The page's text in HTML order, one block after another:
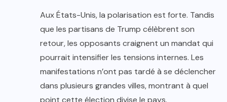
Aux États-Unis, la polarisation est forte. Tandis
que les partisans de Trump célèbrent son
retour, les opposants craignent un mandat qui
pourrait intensifier les tensions internes. Les
manifestations n’ont pas tardé à se déclencher
dans plusieurs grandes villes, montrant à quel
point cette élection divise le pays.